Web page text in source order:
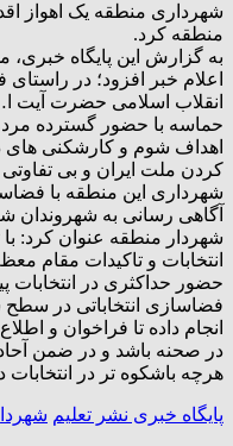
شهرداری منطقه یک اهواز
منطقه کرد.
به گزارش این پایگاه
اعلام خبر افزود؛ در
انقلاب اسلامی حضرت آیت
حماسه با حضور گسترده
اهداف شوم و کارشکنی های
کردن ملت ایران و بی
شهرداری این منطقه با
آگاهی رسانی به
شهردار منطقه عنوان کرد:
انتخابات و تاکیدات مقام
حضور حداکثری در
فضاسازی انتخاباتی در
انجام داده تا فراخوان و
در صحنه باشد و در ضمن
هرچه باشکوه تر در
پایگاه خبری نشر تعلیم